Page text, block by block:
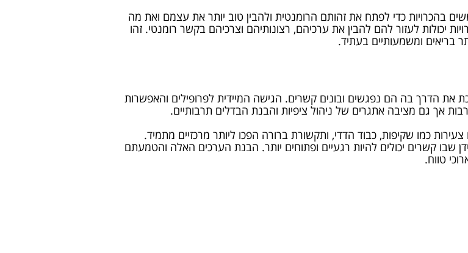
בהכרויות כדי לפתח את זהותם הרומנטית ולהבין טוב יותר את עצמם ואת מה
יכולות לעזור להם להבין את ערכיהם, רצונותיהם וצרכיהם בקשר רומנטי. זהו
בריאים ומשמעותיים בעתיד.
את הדרך בה הם נפגשים ובונים קשרים. הגישה המיידית לפרופילים והאפשרות
אך גם מציבה אתגרים של ניהול ציפיות והבנת הבדלים תרבותיים.
כמו שקיפות, כבוד הדדי, ותקשורת ברורה הפכו ליותר מרכזיים מתמיד.
שבו קשרים יכולים להיות רגעיים ופתוחים יותר. הבנת הערכים האלה והטמעתם
טווח.